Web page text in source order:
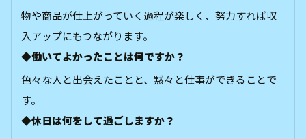
物や商品が仕上がっていく過程が楽しく、努力すれば収
入アップにもつながります。
◆働いてよかったことは何ですか？
色々な人と出会えたことと、黙々と仕事ができることで
す。
◆休日は何をして過ごしますか？